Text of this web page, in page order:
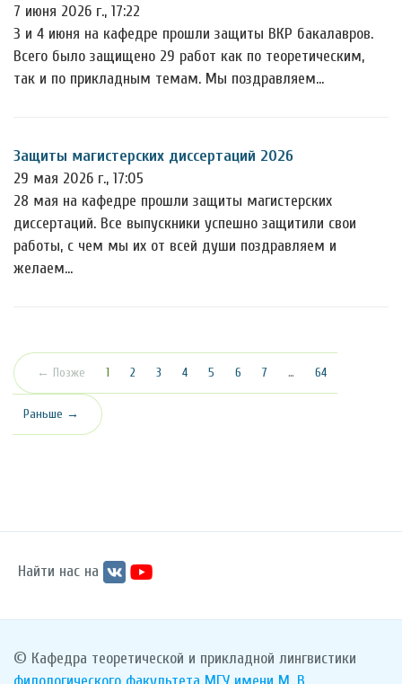
7 июня 2026 г., 17:22
3 и 4 июня на кафедре прошли защиты ВКР бакалавров.
Всего было защищено 29 работ как по теоретическим,
так и по прикладным темам. Мы поздравляем…
Защиты магистерских диссертаций 2026
29 мая 2026 г., 17:05
28 мая на кафедре прошли защиты магистерских
диссертаций. Все выпускники успешно защитили свои
работы, с чем мы их от всей души поздравляем и
желаем…
← Позже 1 (текущая)
2 3 4 5 6 7 … 64
Раньше →
Найти нас на
© Кафедра теоретической и прикладной лингвистики